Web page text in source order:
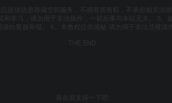
提供信息存储空间服务，不拥有所有权，不承担相关法
和学习，请勿用于非法操作，一切后果与本站无关。 5
向客服举报。 6、本教程仅供揭秘 请勿用于非法违规操
THE END
喜欢就支持一下吧